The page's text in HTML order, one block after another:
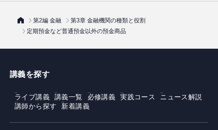
第2編 金融
第3章 金融機関の種類と役割
定期預金など普通預金以外の預金商品
講義を探す
ライブ講義 講義一覧 必修講義 実践コース
ニュース解説
講師から探す
新着講義